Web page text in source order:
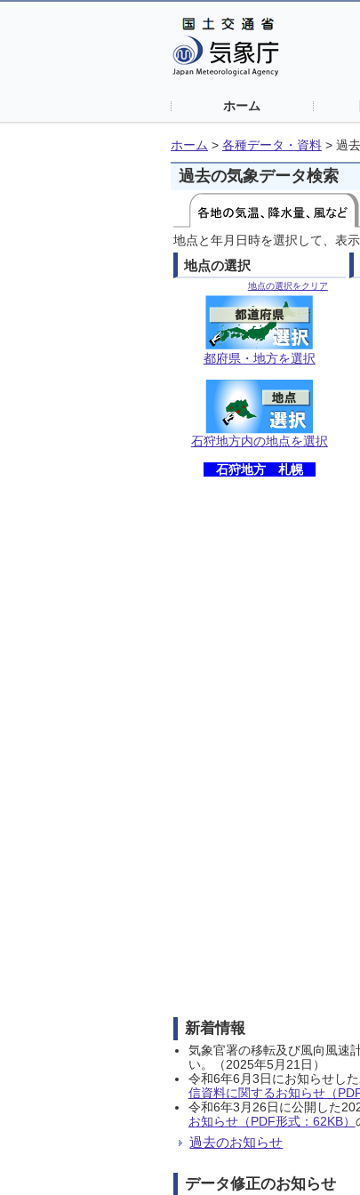
ホーム
ホーム > 各種データ・資料 > 過
過去の気象データ検索
地点と年月日時を選択して、表
地点の選択
地点の選択をクリア
都府県・地方を選択
石狩地方内の地点を選択
石狩地方 札幌
新着情報
気象官署の移転及び風向風速
い。（2025年5月21日）
令和6年6月3日にお知らせし
信資料に関するお知らせ（
令和6年3月26日に公開した
お知らせ（PDF形式：62KB）
過去のお知らせ
データ修正のお知らせ